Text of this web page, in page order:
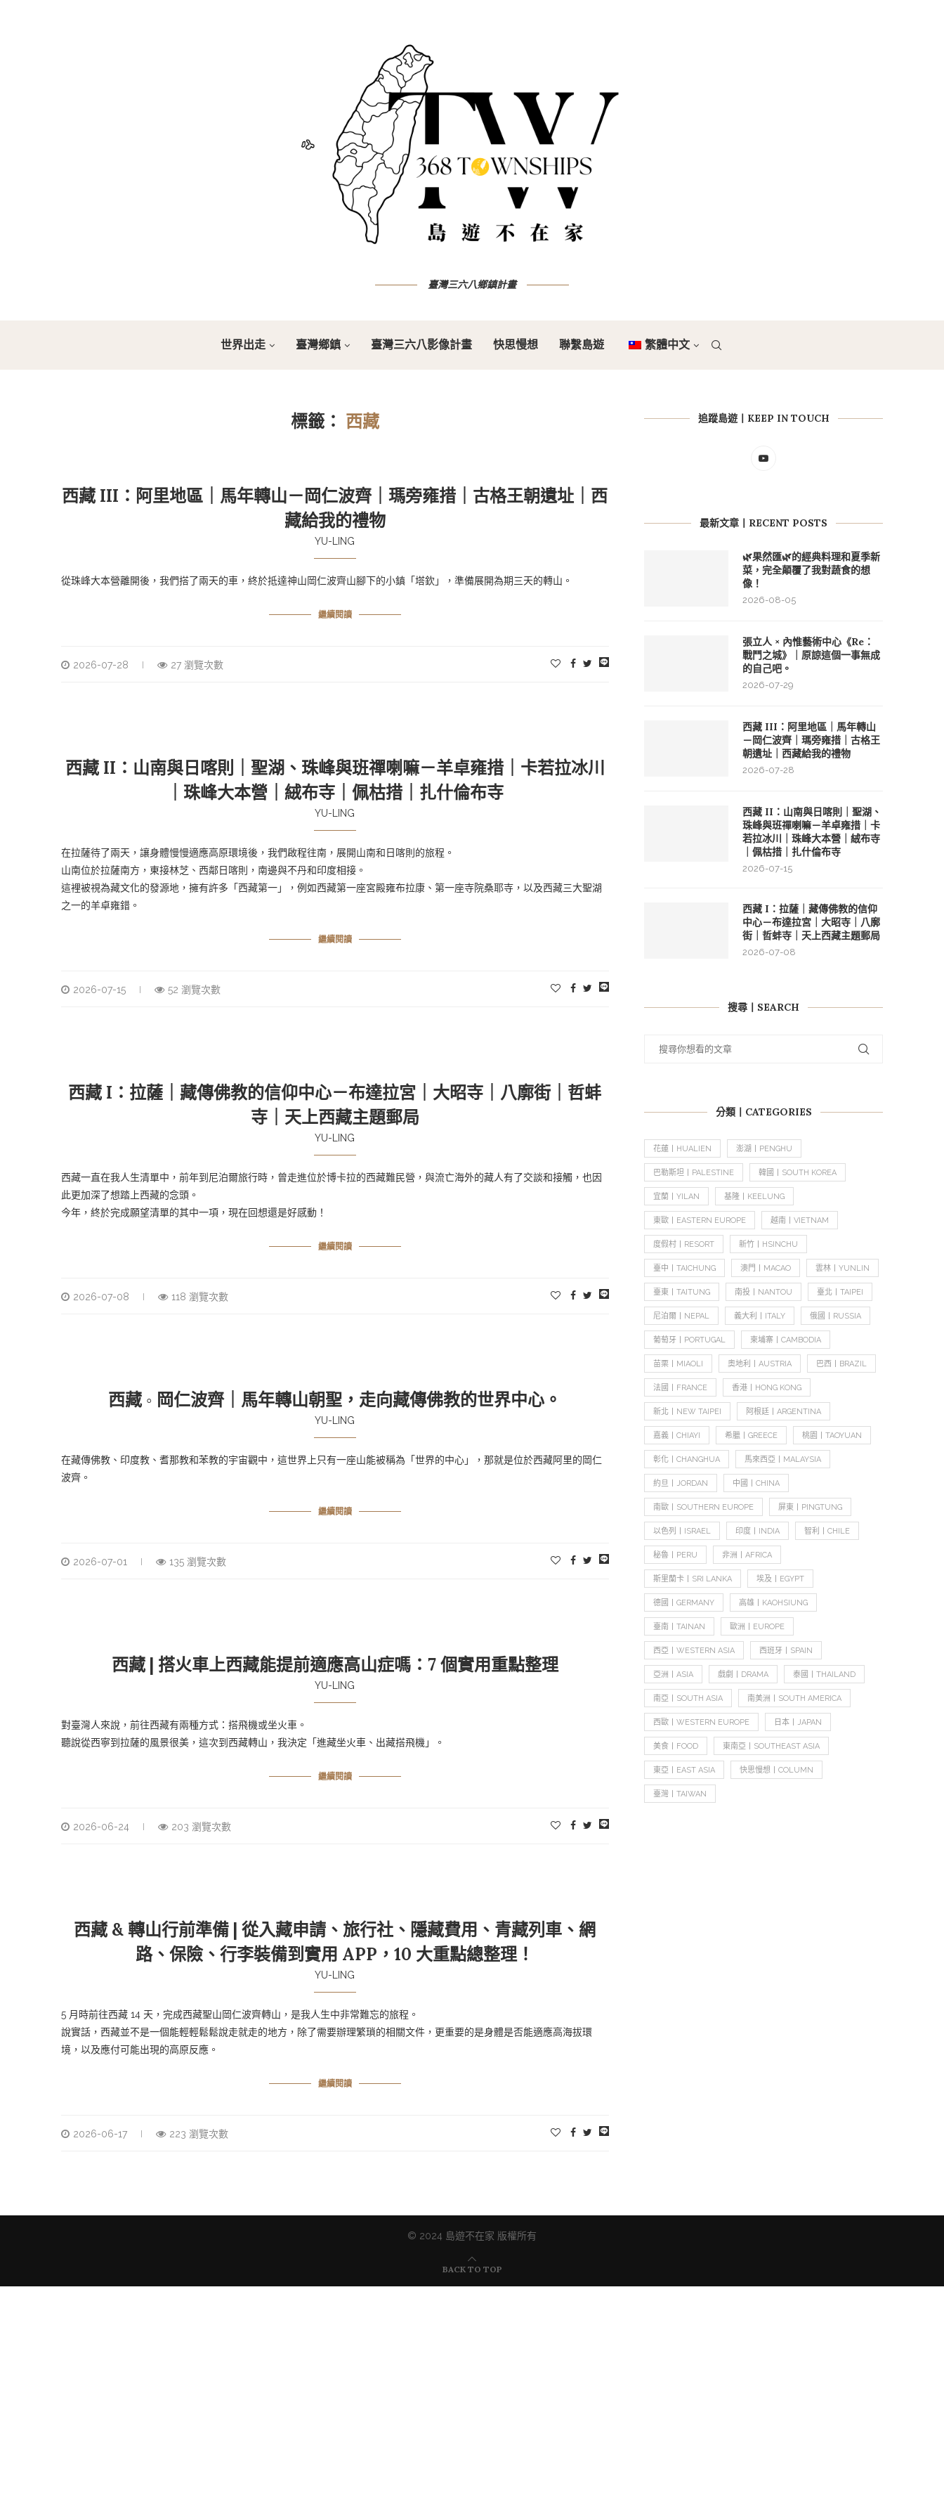
臺灣三六八鄉鎮計畫
世界出走 臺灣鄉鎮 臺灣三六八影像計畫 快思慢想 聯繫島遊 繁體中文
標籤： 西藏
西藏 III：阿里地區｜馬年轉山－岡仁波齊｜瑪旁雍措｜古格王朝遺址｜西
藏給我的禮物
YU-LING
從珠峰大本營離開後，我們搭了兩天的車，終於抵達神山岡仁波齊山腳下的小鎮「塔欽」，準備展開為期三天的轉山。
繼續閱讀
2026-07-28 27 瀏覽次數
西藏 II：山南與日喀則｜聖湖、珠峰與班禪喇嘛－羊卓雍措｜卡若拉冰川
｜珠峰大本營｜絨布寺｜佩枯措｜扎什倫布寺
YU-LING
在拉薩待了兩天，讓身體慢慢適應高原環境後，我們啟程往南，展開山南和日喀則的旅程。
山南位於拉薩南方，東接林芝、西鄰日喀則，南邊與不丹和印度相接。
這裡被視為藏文化的發源地，擁有許多「西藏第一」，例如西藏第一座宮殿雍布拉康、第一座寺院桑耶寺，以及西藏三大聖湖
之一的羊卓雍錯。
繼續閱讀
2026-07-15 52 瀏覽次數
西藏 I：拉薩｜藏傳佛教的信仰中心－布達拉宮｜大昭寺｜八廓街｜哲蚌
寺｜天上西藏主題郵局
YU-LING
西藏一直在我人生清單中，前年到尼泊爾旅行時，曾走進位於博卡拉的西藏難民營，與流亡海外的藏人有了交談和接觸，也因
此更加深了想踏上西藏的念頭。
今年，終於完成願望清單的其中一項，現在回想還是好感動！
繼續閱讀
2026-07-08 118 瀏覽次數
西藏 ◦ 岡仁波齊｜馬年轉山朝聖，走向藏傳佛教的世界中心。
YU-LING
在藏傳佛教、印度教、耆那教和苯教的宇宙觀中，這世界上只有一座山能被稱為「世界的中心」，那就是位於西藏阿里的岡仁
波齊。
繼續閱讀
2026-07-01 135 瀏覽次數
西藏 | 搭火車上西藏能提前適應高山症嗎：7 個實用重點整理
YU-LING
對臺灣人來說，前往西藏有兩種方式：搭飛機或坐火車。
聽說從西寧到拉薩的風景很美，這次到西藏轉山，我決定「進藏坐火車、出藏搭飛機」。
繼續閱讀
2026-06-24 203 瀏覽次數
西藏 & 轉山行前準備 | 從入藏申請、旅行社、隱藏費用、青藏列車、網
路、保險、行李裝備到實用 APP，10 大重點總整理！
YU-LING
5 月時前往西藏 14 天，完成西藏聖山岡仁波齊轉山，是我人生中非常難忘的旅程。
說實話，西藏並不是一個能輕輕鬆鬆說走就走的地方，除了需要辦理繁瑣的相關文件，更重要的是身體是否能適應高海拔環
境，以及應付可能出現的高原反應。
繼續閱讀
2026-06-17 223 瀏覽次數
追蹤島遊丨KEEP IN TOUCH
最新文章丨RECENT POSTS
🌿果然匯🌿的經典料理和夏季新
菜，完全顛覆了我對蔬食的想
像！
2026-08-05
張立人 × 內惟藝術中心《Re：
戰鬥之城》｜原諒這個一事無成
的自己吧。
2026-07-29
西藏 III：阿里地區｜馬年轉山
－岡仁波齊｜瑪旁雍措｜古格王
朝遺址｜西藏給我的禮物
2026-07-28
西藏 II：山南與日喀則｜聖湖、
珠峰與班禪喇嘛－羊卓雍措｜卡
若拉冰川｜珠峰大本營｜絨布寺
｜佩枯措｜扎什倫布寺
2026-07-15
西藏 I：拉薩｜藏傳佛教的信仰
中心－布達拉宮｜大昭寺｜八廓
街｜哲蚌寺｜天上西藏主題郵局
2026-07-08
搜尋丨SEARCH
分類丨CATEGORIES
花蓮丨HUALIEN 澎湖丨PENGHU
巴勒斯坦丨PALESTINE 韓國丨SOUTH KOREA
宜蘭丨YILAN 基隆丨KEELUNG
東歐丨EASTERN EUROPE 越南丨VIETNAM
度假村丨RESORT 新竹丨HSINCHU
臺中丨TAICHUNG 澳門丨MACAO 雲林丨YUNLIN
臺東丨TAITUNG 南投丨NANTOU 臺北丨TAIPEI
尼泊爾丨NEPAL 義大利丨ITALY 俄國丨RUSSIA
葡萄牙丨PORTUGAL 柬埔寨丨CAMBODIA
苗栗丨MIAOLI 奧地利丨AUSTRIA 巴西丨BRAZIL
法國丨FRANCE 香港丨HONG KONG
新北丨NEW TAIPEI 阿根廷丨ARGENTINA
嘉義丨CHIAYI 希臘丨GREECE 桃園丨TAOYUAN
彰化丨CHANGHUA 馬來西亞丨MALAYSIA
約旦丨JORDAN 中國丨CHINA
南歐丨SOUTHERN EUROPE 屏東丨PINGTUNG
以色列丨ISRAEL 印度丨INDIA 智利丨CHILE
秘魯丨PERU 非洲丨AFRICA
斯里蘭卡丨SRI LANKA 埃及丨EGYPT
德國丨GERMANY 高雄丨KAOHSIUNG
臺南丨TAINAN 歐洲丨EUROPE
西亞丨WESTERN ASIA 西班牙丨SPAIN
亞洲丨ASIA 戲劇丨DRAMA 泰國丨THAILAND
南亞丨SOUTH ASIA 南美洲丨SOUTH AMERICA
西歐丨WESTERN EUROPE 日本丨JAPAN
美食丨FOOD 東南亞丨SOUTHEAST ASIA
東亞丨EAST ASIA 快思慢想丨COLUMN
臺灣丨TAIWAN
© 2024 島遊不在家 版權所有
BACK TO TOP